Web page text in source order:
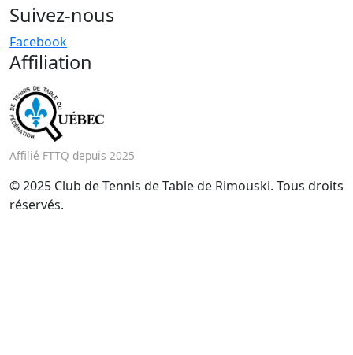
Suivez-nous
Facebook
Affiliation
Affilié FTTQ depuis 2025
© 2025 Club de Tennis de Table de Rimouski. Tous droits
réservés.